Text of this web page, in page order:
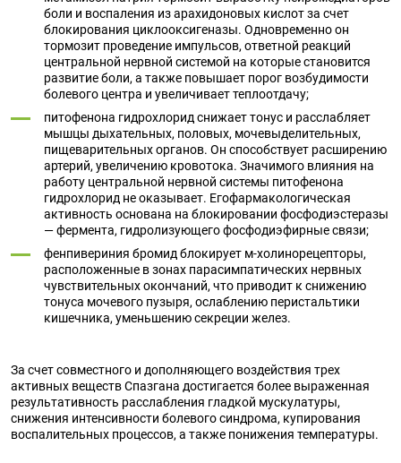
боли и воспаления из арахидоновых кислот за счет
блокирования циклооксигеназы. Одновременно он
тормозит проведение импульсов, ответной реакций
центральной нервной системой на которые становится
развитие боли, а также повышает порог возбудимости
болевого центра и увеличивает теплоотдачу;
питофенона гидрохлорид снижает тонус и расслабляет
мышцы дыхательных, половых, мочевыделительных,
пищеварительных органов. Он способствует расширению
артерий, увеличению кровотока. Значимого влияния на
работу центральной нервной системы питофенона
гидрохлорид не оказывает. Егофармакологическая
активность основана на блокировании фосфодиэстеразы
— фермента, гидролизующего фосфодиэфирные связи;
фенпивериния бромид блокирует м-холинорецепторы,
расположенные в зонах парасимпатических нервных
чувствительных окончаний, что приводит к снижению
тонуса мочевого пузыря, ослаблению перистальтики
кишечника, уменьшению секреции желез.
За счет совместного и дополняющего воздействия трех
активных веществ Спазгана достигается более выраженная
результативность расслабления гладкой мускулатуры,
снижения интенсивности болевого синдрома, купирования
воспалительных процессов, а также понижения температуры.